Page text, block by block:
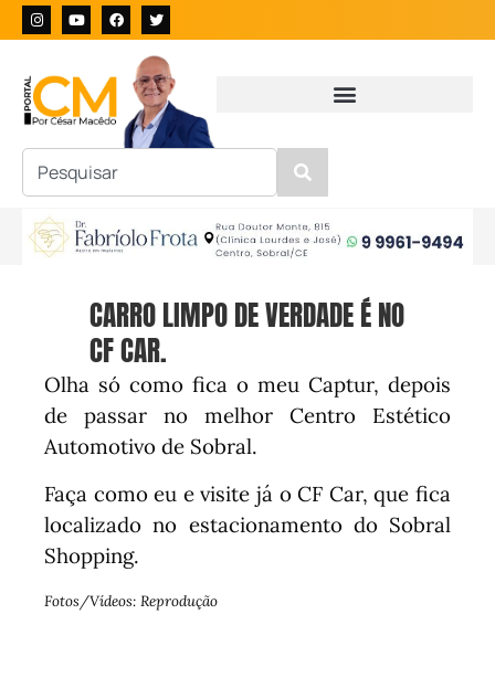
CARRO LIMPO DE VERDADE É NO
CF CAR.
Olha só como fica o meu Captur, depois
de passar no melhor Centro Estético
Automotivo de Sobral.
Faça como eu e visite já o CF Car, que fica
localizado no estacionamento do Sobral
Shopping.
Fotos/Vídeos: Reprodução